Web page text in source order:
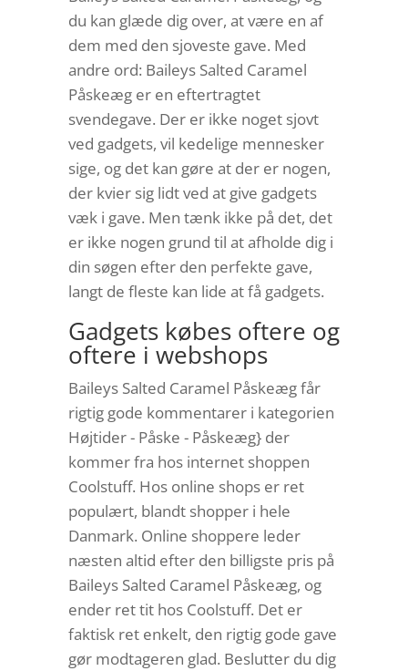
du kan glæde dig over, at være en af
dem med den sjoveste gave. Med
andre ord: Baileys Salted Caramel
Påskeæg er en eftertragtet
svendegave. Der er ikke noget sjovt
ved gadgets, vil kedelige mennesker
sige, og det kan gøre at der er nogen,
der kvier sig lidt ved at give gadgets
væk i gave. Men tænk ikke på det, det
er ikke nogen grund til at afholde dig i
din søgen efter den perfekte gave,
langt de fleste kan lide at få gadgets.
Gadgets købes oftere og
oftere i webshops
Baileys Salted Caramel Påskeæg får
rigtig gode kommentarer i kategorien
Højtider - Påske - Påskeæg} der
kommer fra hos internet shoppen
Coolstuff. Hos online shops er ret
populært, blandt shopper i hele
Danmark. Online shoppere leder
næsten altid efter den billigste pris på
Baileys Salted Caramel Påskeæg, og
ender ret tit hos Coolstuff. Det er
faktisk ret enkelt, den rigtig gode gave
gør modtageren glad. Beslutter du dig